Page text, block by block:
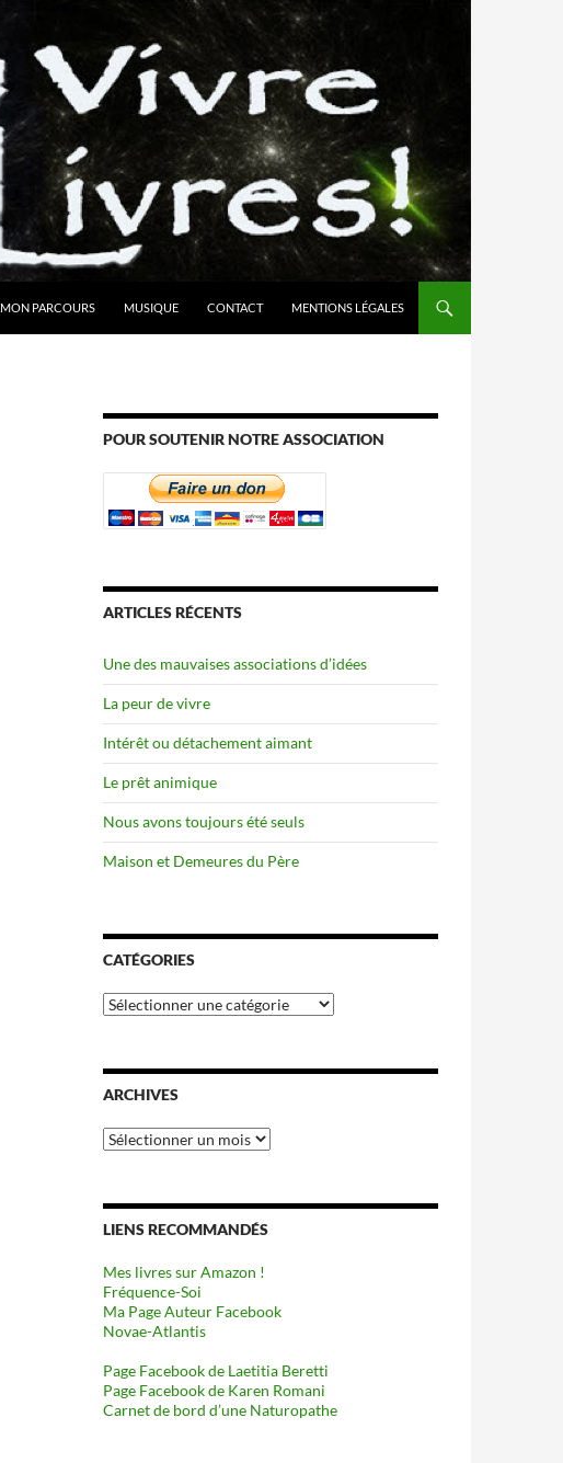
MON PARCOURS MUSIQUE CONTACT MENTIONS LÉGALES
POUR SOUTENIR NOTRE ASSOCIATION
ARTICLES RÉCENTS
Une des mauvaises associations d’idées
La peur de vivre
Intérêt ou détachement aimant
Le prêt animique
Nous avons toujours été seuls
Maison et Demeures du Père
CATÉGORIES
Catégories
ARCHIVES
Archives
LIENS RECOMMANDÉS
Mes livres sur Amazon !
Fréquence-Soi
Ma Page Auteur Facebook
Novae-Atlantis
Page Facebook de Laetitia Beretti
Page Facebook de Karen Romani
Carnet de bord d’une Naturopathe